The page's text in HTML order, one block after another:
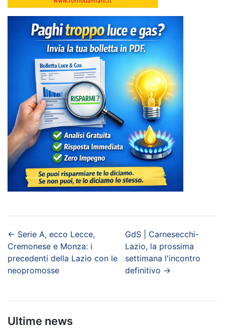
← Serie A, ecco Lecce,
Cremonese e Monza: i
precedenti della Lazio con le
neopromosse
GdS | Carnesecchi-
Lazio, la prossima
settimana l'incontro
definitivo →
Ultime news